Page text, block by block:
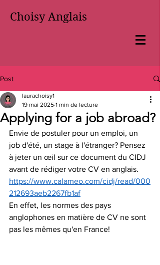
Choisy Anglais
Post
Applying for a job abroad?
laurachoisy1
19 mai 2025 1 min de lecture
Envie de postuler pour un emploi, un
job d'été, un stage à l'étranger? Pensez
à jeter un œil sur ce document du CIDJ
avant de rédiger votre CV en anglais.
https://www.calameo.com/cidj/read/000
212693aeb2267fb1af
En effet, les normes des pays
anglophones en matière de CV ne sont
pas les mêmes qu'en France!